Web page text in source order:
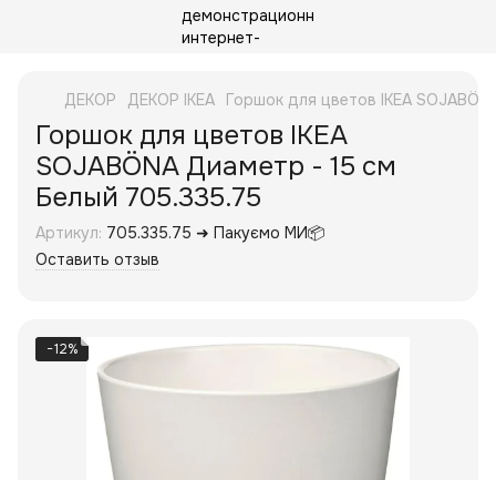
ДЕКОР ДЕКОР IKEA Горшок для цветов IKEA
Горшок для цветов IKEA
SOJABÖNA Диаметр - 15 см
Белый 705.335.75
Артикул: 705.335.75 ➜ Пакуємо МИ📦
Оставить отзыв
−12%